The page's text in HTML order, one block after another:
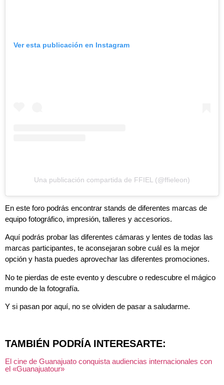
Ver esta publicación en Instagram
Una publicación compartida de FFIEL (@ffieleon)
En este foro podrás encontrar stands de diferentes marcas de
equipo fotográfico, impresión, talleres y accesorios.
Aquí podrás probar las diferentes cámaras y lentes de todas las
marcas participantes, te aconsejaran sobre cuál es la mejor
opción y hasta puedes aprovechar las diferentes promociones.
No te pierdas de este evento y descubre o redescubre el mágico
mundo de la fotografía.
Y si pasan por aquí, no se olviden de pasar a saludarme.
TAMBIÉN PODRÍA INTERESARTE:
El cine de Guanajuato conquista audiencias internacionales con
el «Guanajuatour»